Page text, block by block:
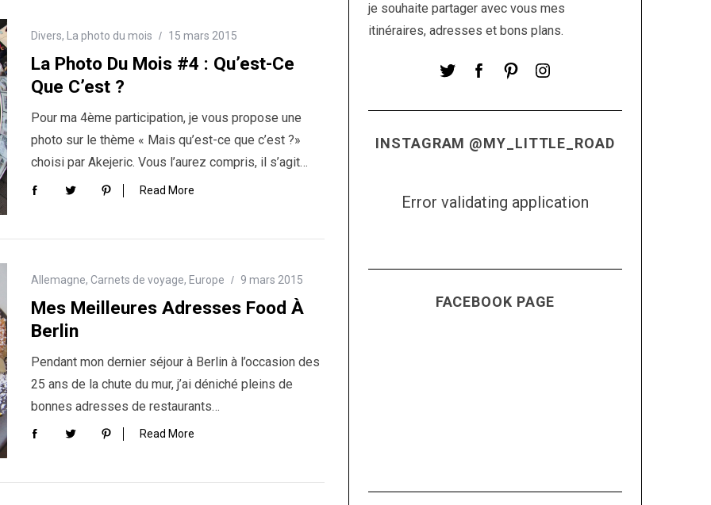
Divers, La photo du mois 15 mars 2015
La Photo Du Mois #4 : Qu’est-Ce
Que C’est ?
Pour ma 4ème participation, je vous propose une
photo sur le thème « Mais qu’est-ce que c’est ?»
choisi par Akejeric. Vous l’aurez compris, il s’agit…
Read More
Allemagne, Carnets de voyage, Europe 9 mars 2015
Mes Meilleures Adresses Food À
Berlin
Pendant mon dernier séjour à Berlin à l’occasion des
25 ans de la chute du mur, j’ai déniché pleins de
bonnes adresses de restaurants…
Read More
je souhaite partager avec vous mes
itinéraires, adresses et bons plans.
INSTAGRAM @MY_LITTLE_ROAD
Error validating application
FACEBOOK PAGE